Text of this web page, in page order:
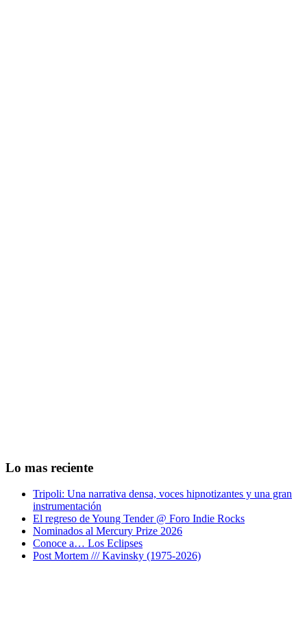
Lo mas reciente
Tripoli: Una narrativa densa, voces hipnotizantes y una gran
instrumentación
El regreso de Young Tender @ Foro Indie Rocks
Nominados al Mercury Prize 2026
Conoce a… Los Eclipses
Post Mortem /// Kavinsky (1975-2026)